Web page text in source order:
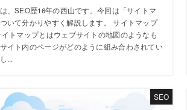
、SEO歴16年の西山です。今回は「サイトマ
いて分かりやすく解説します。 サイトマップ
イトマップとはウェブサイトの地図のようなも
イト内のページがどのように組み合わされてい
...
SEO